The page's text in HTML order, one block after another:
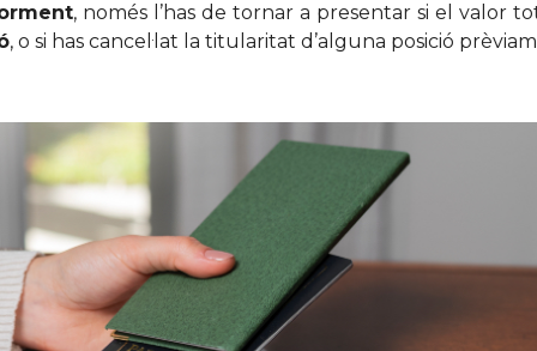
, només l’has de tornar a presentar si el valor
, o si has cancel·lat la titularitat d’alguna posició